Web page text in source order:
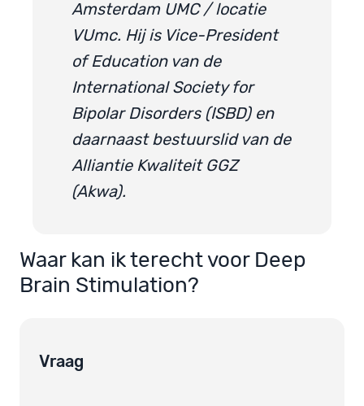
Amsterdam UMC / locatie
VUmc. Hij is Vice-President
of Education van de
International Society for
Bipolar Disorders (ISBD) en
daarnaast bestuurslid van de
Alliantie Kwaliteit GGZ
(Akwa).
Waar kan ik terecht voor Deep
Brain Stimulation?
Vraag